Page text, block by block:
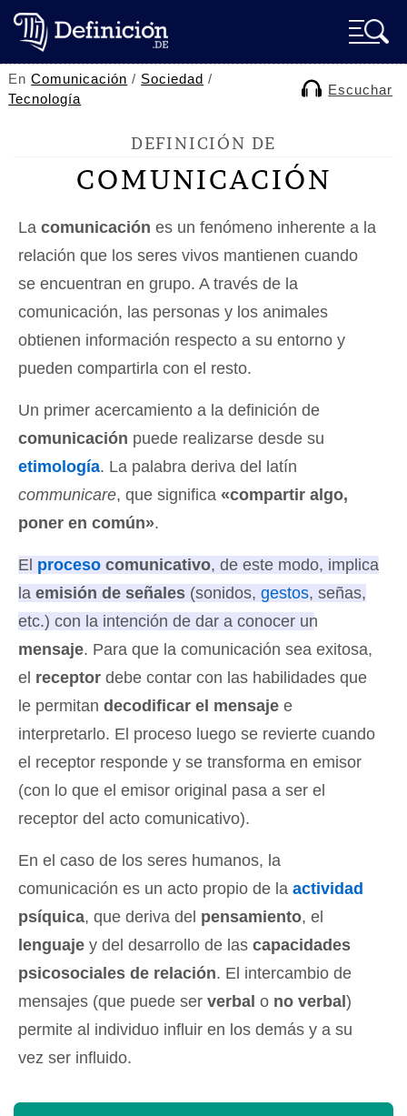
EnComunicación / Sociedad /
Tecnología
Escuchar
DEFINICIÓN DE
COMUNICACIÓN
La comunicación es un fenómeno inherente a la
relación que los seres vivos mantienen cuando
se encuentran en grupo. A través de la
comunicación, las personas y los animales
obtienen información respecto a su entorno y
pueden compartirla con el resto.
Un primer acercamiento a la definición de
comunicación puede realizarse desde su
etimología. La palabra deriva del latín
communicare, que significa «compartir algo,
poner en común».
El proceso comunicativo, de este modo, implica
la emisión de señales (sonidos, gestos, señas,
etc.) con la intención de dar a conocer un
mensaje. Para que la comunicación sea exitosa,
el receptor debe contar con las habilidades que
le permitan decodificar el mensaje e
interpretarlo. El proceso luego se revierte cuando
el receptor responde y se transforma en emisor
(con lo que el emisor original pasa a ser el
receptor del acto comunicativo).
En el caso de los seres humanos, la
comunicación es un acto propio de la actividad
psíquica, que deriva del pensamiento, el
lenguaje y del desarrollo de las capacidades
psicosociales de relación. El intercambio de
mensajes (que puede ser verbal o no verbal )
permite al individuo influir en los demás y a su
vez ser influido.